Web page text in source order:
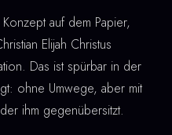
auf dem Papier,
Elijah Christus
Das ist spürbar in der
ohne Umwege, aber mit
ihm gegenübersitzt.